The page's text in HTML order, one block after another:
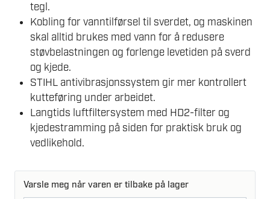
tegl.
Kobling for vanntilførsel til sverdet, og maskinen
skal alltid brukes med vann for å redusere
støvbelastningen og forlenge levetiden på sverd
og kjede.
STIHL antivibrasjonssystem gir mer kontrollert
kutteføring under arbeidet.
Langtids luftfiltersystem med HD2-filter og
kjedestramming på siden for praktisk bruk og
vedlikehold.
Varsle meg når varen er tilbake på lager